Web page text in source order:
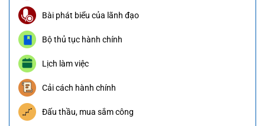
Bài phát biểu của lãnh đạo
Bộ thủ tục hành chính
Lịch làm việc
Cải cách hành chính
Đấu thầu, mua sắm công